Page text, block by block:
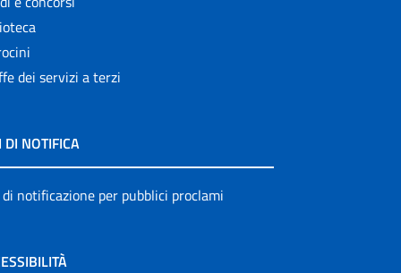
dei servizi a terzi
DI NOTIFICA
notificazione per pubblici proclami